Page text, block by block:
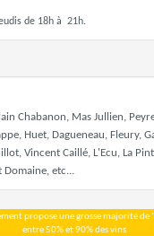
de 18h à 21h.
Chabanon, Mas Jullien,
Huet, Dagueneau, Fleury,
Vincent Caillé, L'Ecu, La
Domaine, etc...
propose une grosse majorité de
entre 50% et 90% des vins